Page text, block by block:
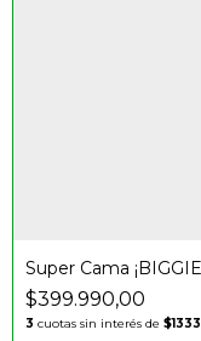
Super Cama
$399.990,00
3 cuotas sin interés de